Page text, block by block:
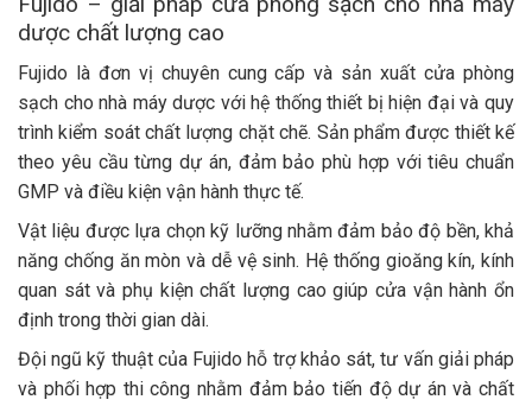
dược chất lượng cao
Fujido là đơn vị chuyên cung cấp và sản xuất cửa phòng
sạch cho nhà máy dược với hệ thống thiết bị hiện đại và quy
trình kiểm soát chất lượng chặt chẽ. Sản phẩm được thiết kế
theo yêu cầu từng dự án, đảm bảo phù hợp với tiêu chuẩn
GMP và điều kiện vận hành thực tế.
Vật liệu được lựa chọn kỹ lưỡng nhằm đảm bảo độ bền, khả
năng chống ăn mòn và dễ vệ sinh. Hệ thống gioăng kín, kính
quan sát và phụ kiện chất lượng cao giúp cửa vận hành ổn
định trong thời gian dài.
Đội ngũ kỹ thuật của Fujido hỗ trợ khảo sát, tư vấn giải pháp
và phối hợp thi công nhằm đảm bảo tiến độ dự án và chất